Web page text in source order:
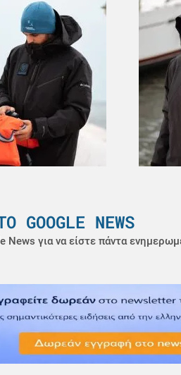
NEWS
για να είστε πάντα